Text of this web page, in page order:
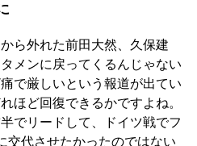
ら外れた前田大然、久保建
メンに戻ってくるんじゃない
で厳しいという報道が出てい
ほど回復できるかですよね。
でリードして、ドイツ戦でフ
交代させたかったのではない